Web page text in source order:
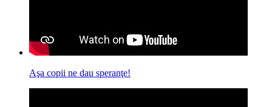
Aşa copii ne dau speranţe!